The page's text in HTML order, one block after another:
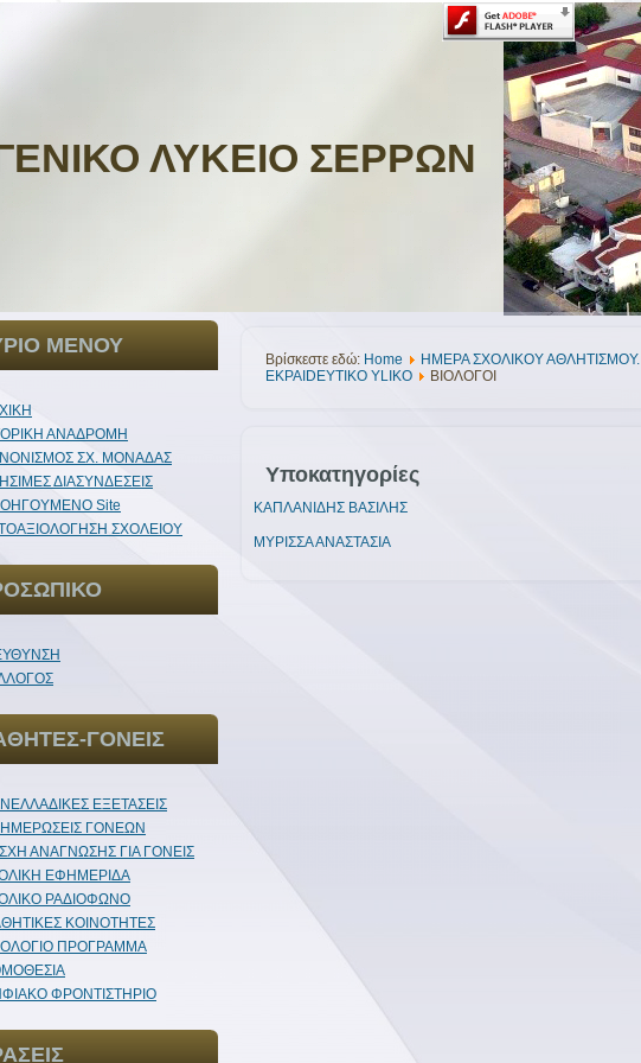
ΛΥΚΕΙΟ ΣΕΡΡΩΝ
ΜΕΝΟΥ
ΑΝΑΔΡΟΜΗ
ΣΧ. ΜΟΝΑΔΑΣ
ΔΙΑΣΥΝΔΕΣΕΙΣ
Site
ΣΧΟΛΕΙΟΥ
ΓΟΝΕΙΣ
ΕΞΕΤΑΣΕΙΣ
ΓΟΝΕΩΝ
ΑΝΑΓΝΩΣΗΣ ΓΙΑ ΓΟΝΕΙΣ
ΕΦΗΜΕΡΙΔΑ
ΡΑΔΙΟΦΩΝΟ
ΚΟΙΝΟΤΗΤΕΣ
ΠΡΟΓΡΑΜΜΑ
ΦΡΟΝΤΙΣΤΗΡΙΟ
Βρίσκεστε εδώ: Home
ΗΜΕΡΑ ΣΧΟΛΙΚΟΥ ΑΘΛΗΤΙΣΜΟΥ.
EKPAIDEYTIKO YLIKO
ΒΙΟΛΟΓΟΙ
Υποκατηγορίες
ΚΑΠΛΑΝΙΔΗΣ ΒΑΣΙΛΗΣ
ΜΥΡΙΣΣΑ ΑΝΑΣΤΑΣΙΑ